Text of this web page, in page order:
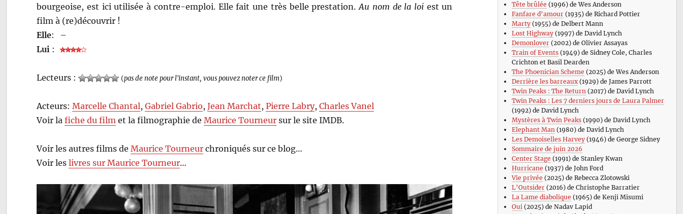
bourgeoise, est ici utilisée à contre-emploi. Elle fait une très belle prestation.Au nom de la loi est un
film à (re)découvrir !
Elle:
–
Lui :
Lecteurs : (pas de note pour l'instant, vous pouvez noter ce film)
Acteurs:Marcelle Chantal,Gabriel Gabrio,Jean Marchat,Pierre Labry,Charles Vanel
Voir lafiche du film et la filmographie deMaurice Tourneur sur le site IMDB.
Voir les autres films deMaurice Tourneur chroniqués sur ce blog…
Voir leslivres sur Maurice Tourneur…
Tête brûlée (1996) de Wes Anderson
Fanfare d’amour(1935) de Richard Pottier
Marty(1955) de Delbert Mann
Lost Highway(1997) de David Lynch
Demonlover(2002) de Olivier Assayas
Train of Events(1949) de Sidney Cole, Charles
Crichton et Basil Dearden
The Phoenician Scheme (2025) de Wes Anderson
Derrière les barreaux(1929) de James Parrott
Twin Peaks : The Return(2017) de David Lynch
Twin Peaks : Les 7 derniers jours de Laura Palmer
(1992) de David Lynch
Mystères à Twin Peaks(1990) de David Lynch
Elephant Man(1980) de David Lynch
Les Demoiselles Harvey(1946) de George Sidney
Sommaire de juin 2026
Center Stage (1991) de Stanley Kwan
Hurricane (1937) de John Ford
Vie privée (2025) de Rebecca Zlotowski
L’Outsider(2016) de Christophe Barratier
La Lame diabolique (1965) de Kenji Misumi
Oui(2025) de Nadav Lapid